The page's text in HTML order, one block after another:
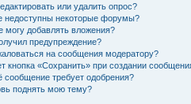
или удалить опрос?
недоступны некоторые форумы?
могу добавлять вложения?
предупреждение?
на сообщения модератору?
кнопка «Сохранить» при создании
требует одобрения?
поднять мою тему?